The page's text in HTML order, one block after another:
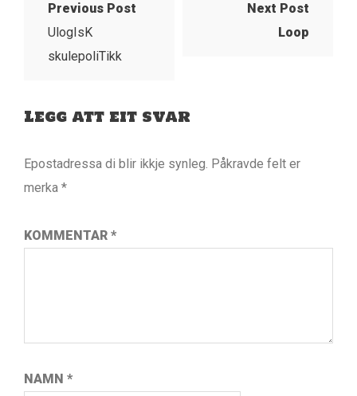
Previous Post
UlogIsK
skulepoliTikk
Next Post
Loop
Legg att eit svar
Epostadressa di blir ikkje synleg. Påkravde felt er
merka *
KOMMENTAR *
NAMN *